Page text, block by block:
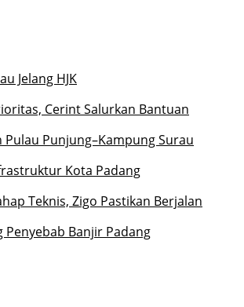
Jelang HJK
Cerint Salurkan Bantuan
Punjung–Kampung Surau
Kota Padang
Teknis, Zigo Pastikan Berjalan
Penyebab Banjir Padang